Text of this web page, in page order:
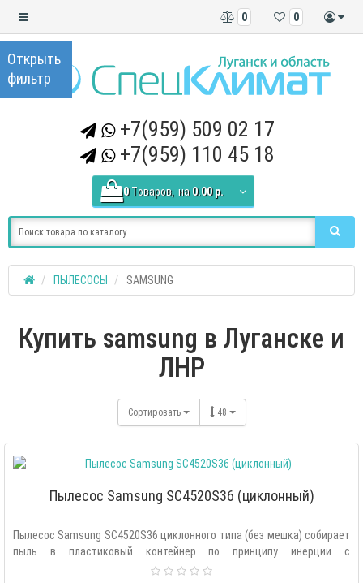
0
0
+7(959) 509 02 17
+7(959) 110 45 18
0 Tоваров, на 0.00 р.
ПЫЛЕСОСЫ SAMSUNG
Купить samsung в Луганске и
ЛНР
Сортировать 48
Пылесос Samsung SC4520S36 (циклонный)
Пылесос Samsung SC4520S36 циклонного типа (без мешка) собирает
пыль в пластиковый контейнер по принципу инерции с